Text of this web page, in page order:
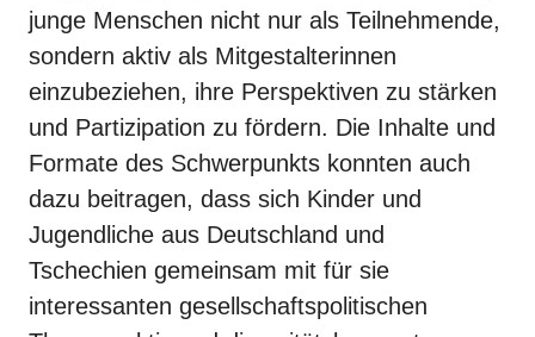
junge Menschen nicht nur als Teilnehmende,
sondern aktiv als Mitgestalterinnen
einzubeziehen, ihre Perspektiven zu stärken
und Partizipation zu fördern. Die Inhalte und
Formate des Schwerpunkts konnten auch
dazu beitragen, dass sich Kinder und
Jugendliche aus Deutschland und
Tschechien gemeinsam mit für sie
interessanten gesellschaftspolitischen